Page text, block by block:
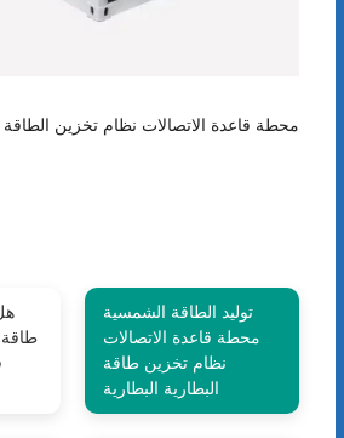
توليد الطاقة الشمسية
محطة قاعدة الاتصالات
نظام تخزين طاقة
البطارية البطارية